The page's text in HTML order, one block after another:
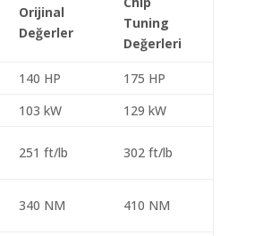
Orijinal
Değerler
Tuning
Değerleri
140 HP
175 HP
103 kW
129 kW
251 ft/lb 302 ft/lb
340 NM 410 NM